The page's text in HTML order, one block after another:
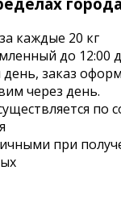
каждые 20 кг
до 12:00
заказ
через день.
по
при